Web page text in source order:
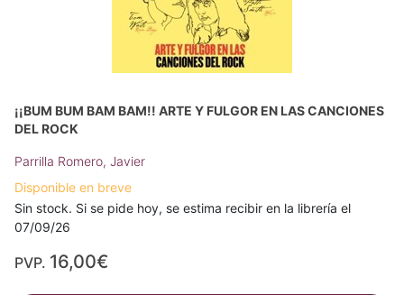
¡¡BUM BUM BAM BAM!! ARTE Y FULGOR EN LAS CANCIONES
DEL ROCK
Parrilla Romero, Javier
Disponible en breve
Sin stock. Si se pide hoy, se estima recibir en la librería el
07/09/26
PVP. 16,00€